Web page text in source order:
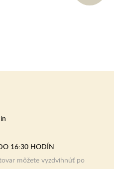
16:30 HODÍN
môžete vyzdvihnúť po